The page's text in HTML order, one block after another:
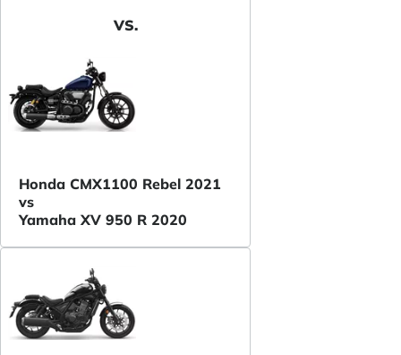
VS.
Honda CMX1100 Rebel 2021
vs
Yamaha XV 950 R 2020